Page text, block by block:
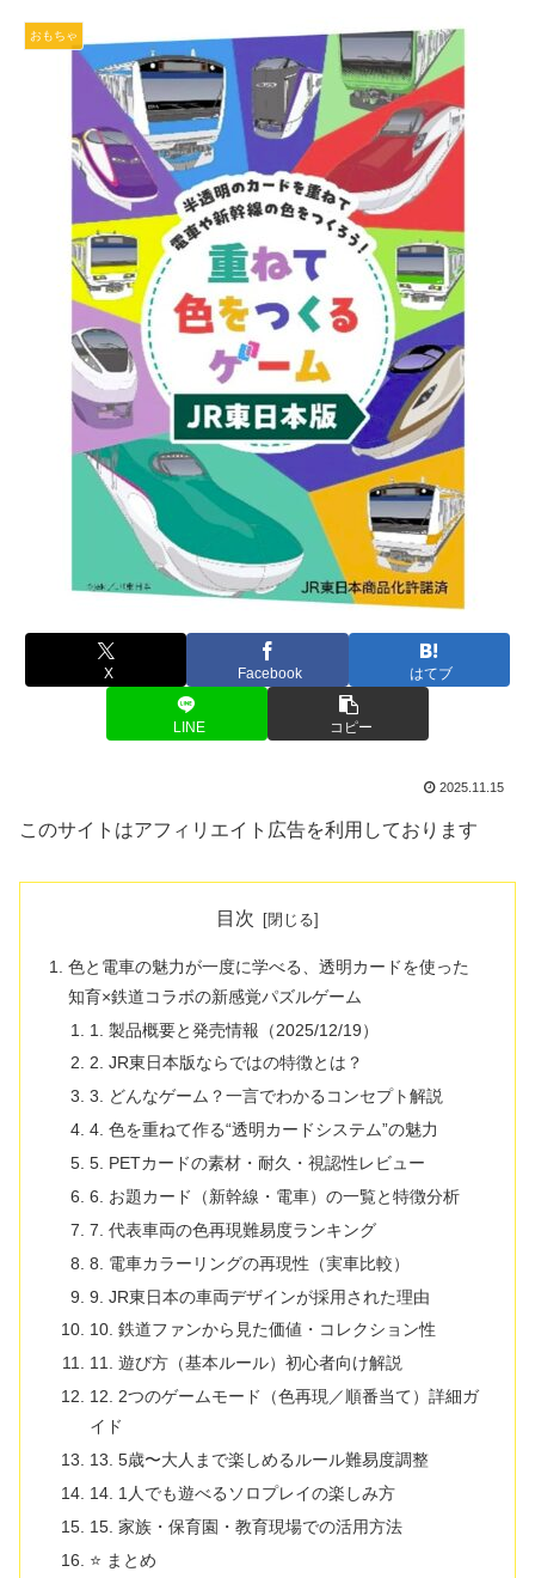
おもちゃ
X Facebook はてブ
LINE コピー
2025.11.15
このサイトはアフィリエイト広告を利用しております
目次
色と電車の魅力が一度に学べる、透明カードを使った
知育×鉄道コラボの新感覚パズルゲーム
1. 製品概要と発売情報（2025/12/19）
2. JR東日本版ならではの特徴とは？
3. どんなゲーム？一言でわかるコンセプト解説
4. 色を重ねて作る“透明カードシステム”の魅力
5. PETカードの素材・耐久・視認性レビュー
6. お題カード（新幹線・電車）の一覧と特徴分析
7. 代表車両の色再現難易度ランキング
8. 電車カラーリングの再現性（実車比較）
9. JR東日本の車両デザインが採用された理由
10. 鉄道ファンから見た価値・コレクション性
11. 遊び方（基本ルール）初心者向け解説
12. 2つのゲームモード（色再現／順番当て）詳細ガ
イド
13. 5歳〜大人まで楽しめるルール難易度調整
14. 1人でも遊べるソロプレイの楽しみ方
15. 家族・保育園・教育現場での活用方法
⭐ まとめ